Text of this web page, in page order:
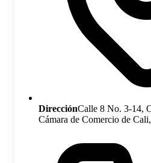
DirecciónCalle 8 No. 3-14,
Cámara de Comercio de